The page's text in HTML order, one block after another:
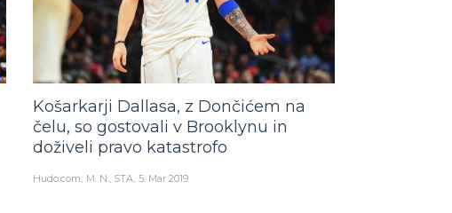
Košarkarji Dallasa, z Dončićem na
čelu, so gostovali v Brooklynu in
doživeli pravo katastrofo
Hudo.com M. N., STA 5. Mar 2019